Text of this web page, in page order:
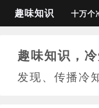
趣味知识 十万个
趣味知识，
发现、传播冷